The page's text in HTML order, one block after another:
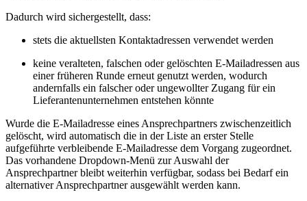
Dadurch wird sichergestellt, dass:
stets die aktuellsten Kontaktadressen verwendet werden
keine veralteten, falschen oder gelöschten E-Mailadressen aus
einer früheren Runde erneut genutzt werden, wodurch
andernfalls ein falscher oder ungewollter Zugang für ein
Lieferantenunternehmen entstehen könnte
Wurde die E-Mailadresse eines Ansprechpartners zwischenzeitlich
gelöscht, wird automatisch die in der Liste an erster Stelle
aufgeführte verbleibende E-Mailadresse dem Vorgang zugeordnet.
Das vorhandene Dropdown-Menü zur Auswahl der
Ansprechpartner bleibt weiterhin verfügbar, sodass bei Bedarf ein
alternativer Ansprechpartner ausgewählt werden kann.